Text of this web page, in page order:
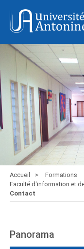
Accueil
Formations
Faculté d'information et
Contact
Panorama